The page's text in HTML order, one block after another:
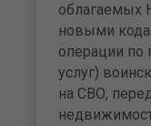
облагаемых
новыми
операции по
услуг)
на СВО,